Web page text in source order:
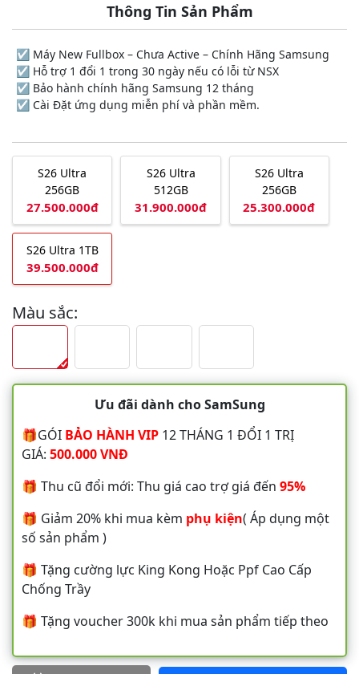
Thông Tin Sản Phẩm
☑️ Máy New Fullbox – Chưa Active – Chính Hãng Samsung
☑️ Hỗ trợ 1 đổi 1 trong 30 ngày nếu có lỗi từ NSX
☑️ Bảo hành chính hãng Samsung 12 tháng
☑️ Cài Đặt ứng dụng miễn phí và phần mềm.
S26 Ultra
256GB
27.500.000đ
S26 Ultra
512GB
31.900.000đ
S26 Ultra
256GB
25.300.000đ
S26 Ultra 1TB
39.500.000đ
Màu sắc:
Ưu đãi dành cho SamSung
🎁GÓI BẢO HÀNH VIP 12 THÁNG 1 ĐỔI 1 TRỊ
GIÁ: 500.000 VNĐ
🎁 Thu cũ đổi mới: Thu giá cao trợ giá đến 95%
🎁 Giảm 20% khi mua kèm phụ kiện( Áp dụng một
số sản phẩm )
🎁 Tặng cường lực King Kong Hoặc Ppf Cao Cấp
Chống Trầy
🎁 Tặng voucher 300k khi mua sản phẩm tiếp theo